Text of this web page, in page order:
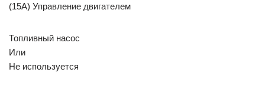
(15A) Управление двигателем
Топливный насос
Или
Не используется